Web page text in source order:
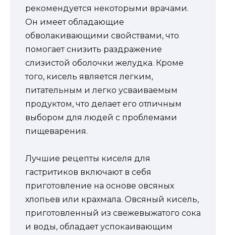
рекомендуется некоторыми врачами.
Он имеет обладающие
обволакивающими свойствами, что
помогает снизить раздражение
слизистой оболочки желудка. Кроме
того, кисель является легким,
питательным и легко усваиваемым
продуктом, что делает его отличным
выбором для людей с проблемами
пищеварения.
Лучшие рецепты киселя для
гастритиков включают в себя
приготовление на основе овсяных
хлопьев или крахмала. Овсяный кисель,
приготовленный из свежевыжатого сока
и воды, обладает успокаивающим